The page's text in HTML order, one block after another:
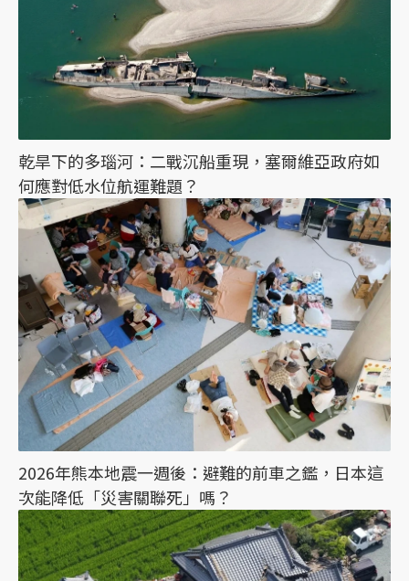
乾旱下的多瑙河：二戰沉船重現，塞爾維亞政府如
何應對低水位航運難題？
2026年熊本地震一週後：避難的前車之鑑，日本這
次能降低「災害關聯死」嗎？